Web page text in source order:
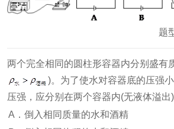
题
两个完全相同的圆柱形容器内分别盛有
)。为了使水对容器底的压强
压强，应分别在两个容器内(无液体溢出)
A．倒入相同质量的水和酒精